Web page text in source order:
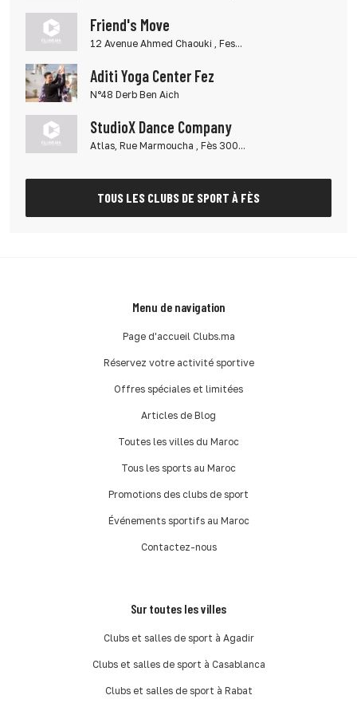
Friend's Move
12 Avenue Ahmed Chaouki , Fes...
Aditi Yoga Center Fez
N°48 Derb Ben Aich
StudioX Dance Company
Atlas, Rue Marmoucha , Fès 300...
TOUS LES CLUBS DE SPORT À FÈS
Menu de navigation
Page d'accueil Clubs.ma
Réservez votre activité sportive
Offres spéciales et limitées
Articles de Blog
Toutes les villes du Maroc
Tous les sports au Maroc
Promotions des clubs de sport
Événements sportifs au Maroc
Contactez-nous
Sur toutes les villes
Clubs et salles de sport à Agadir
Clubs et salles de sport à Casablanca
Clubs et salles de sport à Rabat